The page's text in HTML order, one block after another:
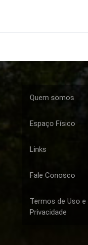
Quem somos
Espaço Físico
Links
Fale Conosco
Termos de Uso
Privacidade